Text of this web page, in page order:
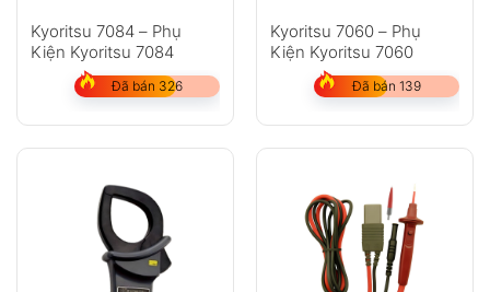
Kyoritsu 7084 – Phụ
Kiện Kyoritsu 7084
Đã bán 326
Kyoritsu 7060 – Phụ
Kiện Kyoritsu 7060
Đã bán 139